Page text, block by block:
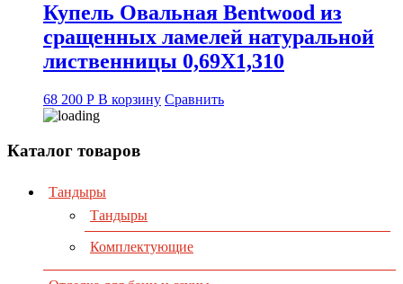
Купель Овальная Bentwood из
сращенных ламелей натуральной
лиственницы 0,69Х1,310
68 200 Р В корзину Сравнить
Каталог товаров
Тандыры
Тандыры
Комплектующие